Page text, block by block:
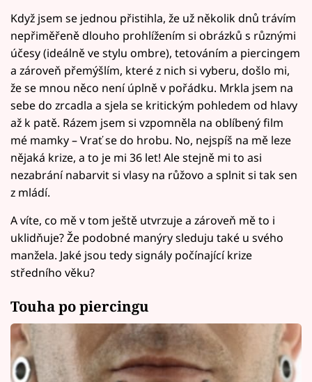
Když jsem se jednou přistihla, že už několik dnů trávím
nepřiměřeně dlouho prohlížením si obrázků s různými
účesy (ideálně ve stylu ombre), tetováním a piercingem
a zároveň přemýšlím, které z nich si vyberu, došlo mi,
že se mnou něco není úplně v pořádku. Mrkla jsem na
sebe do zrcadla a sjela se kritickým pohledem od hlavy
až k patě. Rázem jsem si vzpomněla na oblíbený film
mé mamky – Vrať se do hrobu. No, nejspíš na mě leze
nějaká krize, a to je mi 36 let! Ale stejně mi to asi
nezabrání nabarvit si vlasy na růžovo a splnit si tak sen
z mládí.
A víte, co mě v tom ještě utvrzuje a zároveň mě to i
uklidňuje? Že podobné manýry sleduju také u svého
manžela. Jaké jsou tedy signály počínající krize
středního věku?
Touha po piercingu